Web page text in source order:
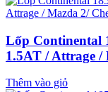
Lốp Continental
1.5AT / Attrage /
Thêm vào giỏ